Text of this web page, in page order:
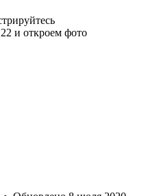
и откроем фото